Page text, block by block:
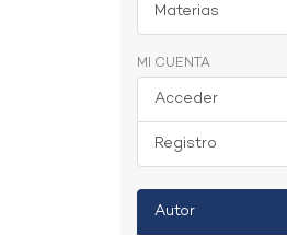
Materias
MI CUENTA
Acceder
Registro
Autor